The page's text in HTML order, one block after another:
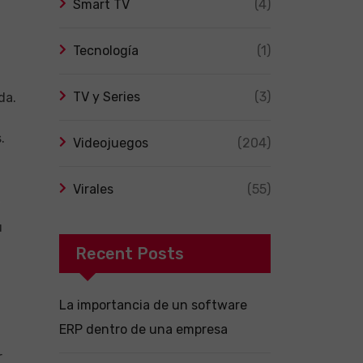
Smart TV (4)
Tecnología (1)
TV y Series (3)
Videojuegos (204)
Virales (55)
Recent Posts
La importancia de un software
ERP dentro de una empresa